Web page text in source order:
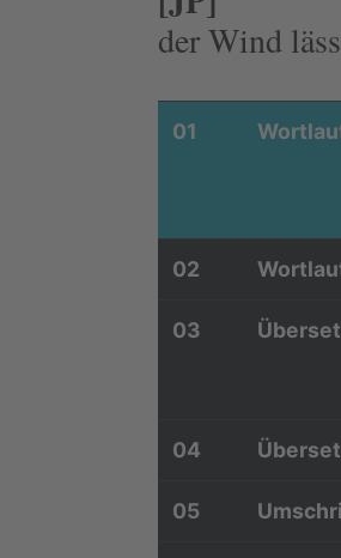
der Wind
01
02
03
04
05